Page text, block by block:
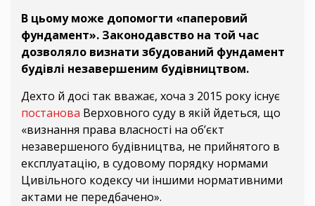
В цьому може допомогти «паперовий
фундамент». Законодавство на той час
дозволяло визнати збудований фундамент
будівлі незавершеним будівництвом.
Дехто й досі так вважає, хоча з 2015 року існує
постанова Верховного суду в якій йдеться, що
«визнання права власності на об’єкт
незавершеного будівництва, не прийнятого в
експлуатацію, в судовому порядку нормами
Цивільного кодексу чи іншими нормативними
актами не передбачено».